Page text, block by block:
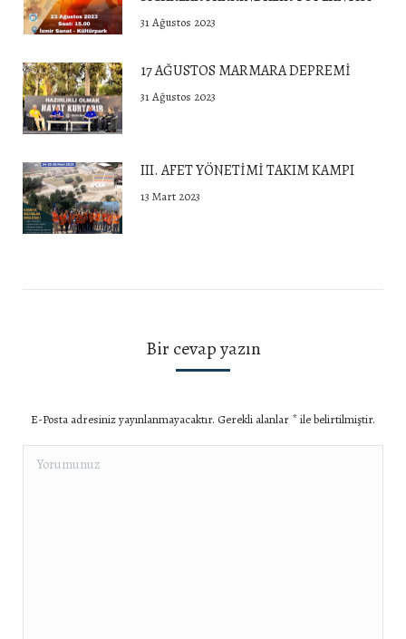
31 Ağustos 2023
17 AĞUSTOS MARMARA DEPREMİ
31 Ağustos 2023
III. AFET YÖNETİMİ TAKIM KAMPI
13 Mart 2023
Bir cevap yazın
E-Posta adresiniz yayınlanmayacaktır. Gerekli alanlar *ile belirtilmiştir.
Yorumunuz